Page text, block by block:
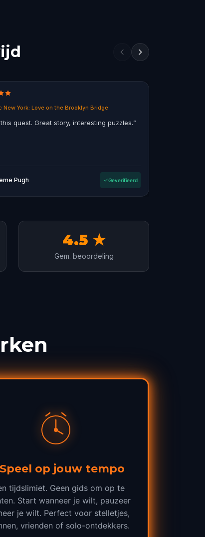
New York: Love on the Brooklyn Bridge
quest. Great story, interesting puzzles.”
Pugh Geverifieerd
4.5 ★
Gem. beoordeling
Speel op jouw tempo
tijdslimiet. Geen gids om op te
Start wanneer je wilt, pauzeer
je wilt. Perfect voor stelletjes,
vrienden of solo-ontdekkers.